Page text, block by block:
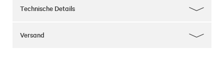
selber machen, wie zum Beispiel eine stylische
Ladezeiten können Sie sehen, wie lange Sie mit
Technische Details
Versand